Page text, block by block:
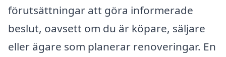
förutsättningar att göra informerade
beslut, oavsett om du är köpare, säljare
eller ägare som planerar renoveringar. En